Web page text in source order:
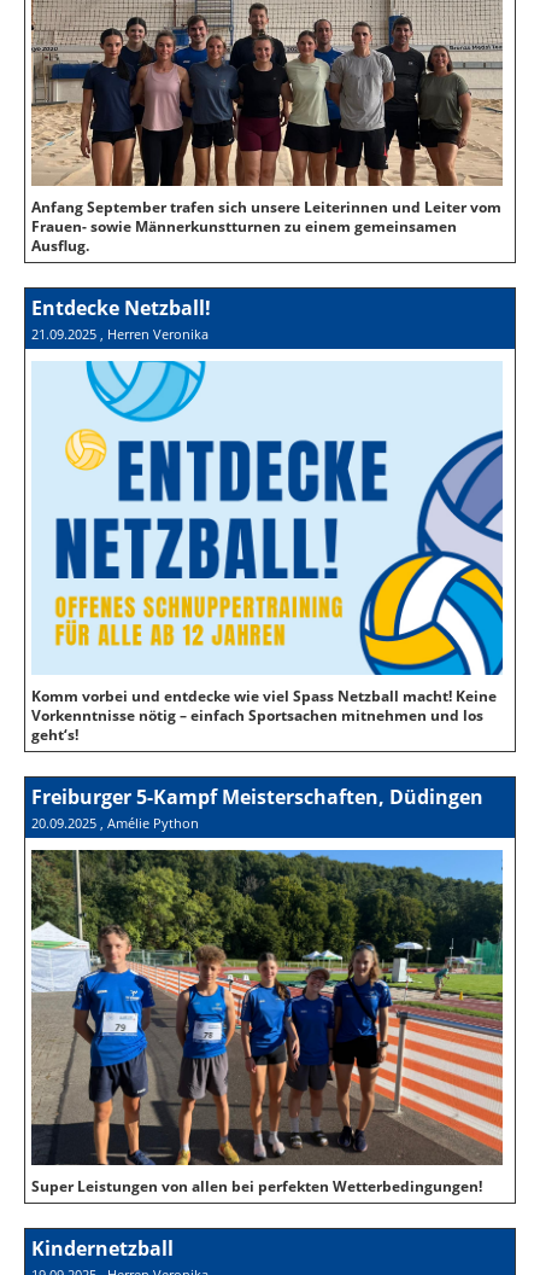
Anfang September trafen sich unsere Leiterinnen und Leiter vom
Frauen- sowie Männerkunstturnen zu einem gemeinsamen
Ausflug.
Entdecke Netzball!
21.09.2025 , Herren Veronika
Komm vorbei und entdecke wie viel Spass Netzball macht! Keine
Vorkenntnisse nötig – einfach Sport­sachen mitnehmen und los
geht‘s!
Freiburger 5-Kampf Meisterschaften, Düdingen
20.09.2025 , Amélie Python
Super Leistungen von allen bei perfekten Wetterbedingungen!
Kindernetzball